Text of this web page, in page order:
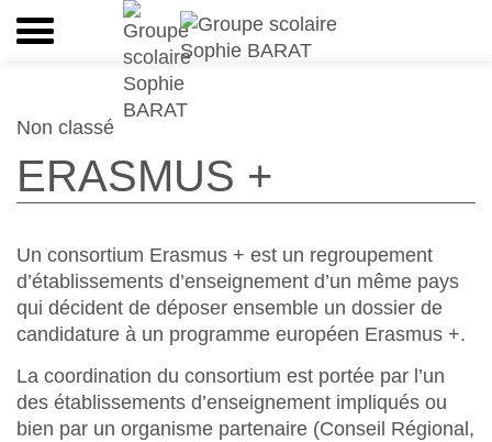
Non classé
ERASMUS +
Un consortium Erasmus + est un regroupement
d’établissements d’enseignement d’un même pays
qui décident de déposer ensemble un dossier de
candidature à un programme européen Erasmus +.
La coordination du consortium est portée par l’un
des établissements d’enseignement impliqués ou
bien par un organisme partenaire (Conseil Régional,